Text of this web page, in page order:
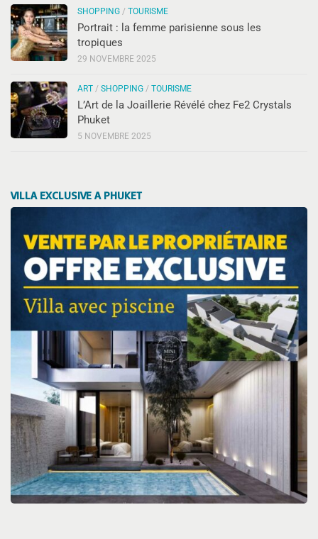
SHOPPING / TOURISME
Portrait : la femme parisienne sous les
tropiques
29 NOVEMBRE 2025
ART / SHOPPING / TOURISME
L’Art de la Joaillerie Révélé chez Fe2 Crystals
Phuket
5 NOVEMBRE 2025
VILLA EXCLUSIVE A PHUKET